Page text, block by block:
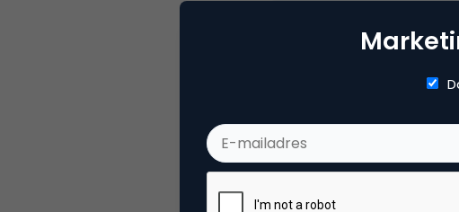
Tags bloggen,